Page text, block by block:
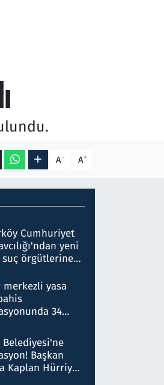
A- A+
Cumhuriyet
yeni
suç örgütlerine
gözaltı kararı
merkezli yasa
34
liralık para
tespit edildi
Belediyesi'ne
Başkan
Kaplan Hürriyet